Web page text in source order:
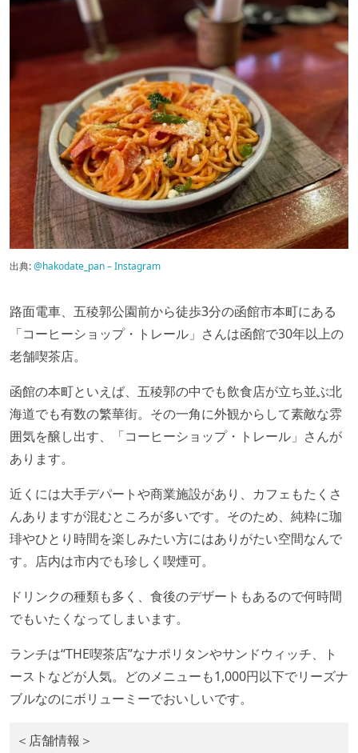
出典:@hakodate_pan – Instagram
路面電車、五稜郭公園前から徒歩3分の函館市本町にある
「コーヒーショップ・トレール」さんは函館で30年以上の
老舗喫茶店。
函館の本町といえば、五稜郭の中でも飲食店が立ち並ぶ北
海道でも有数の繁華街。その一角に外観からして素敵な雰
囲気を醸し出す、「コーヒーショップ・トレール」さんが
あります。
近くには大手デパートや商業施設があり、カフェもたくさ
んありますが混むところが多いです。そのため、純粋に珈
琲やひとり時間を楽しみたい方にはありがたい空間なんで
す。店内は市内でも珍しく喫煙可。
ドリンクの種類も多く、食後のデザートもあるので何時間
でもいたくなってしまいます。
ランチは“THE喫茶店”なナポリタンやサンドウィッチ、ト
ーストなどが人気。どのメニューも1,000円以下でリーズナ
ブルなのにボリューミーでおいしいです。
＜店舗情報＞